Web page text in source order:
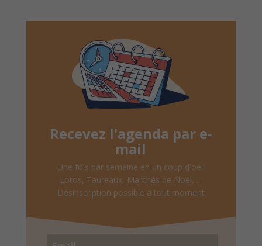
Recevez l'agenda par e-
mail
Une fois par semaine en un coup d'oeil
Lotos, Taureaux, Marchés de Noël, ...
Désinscription possible à tout moment